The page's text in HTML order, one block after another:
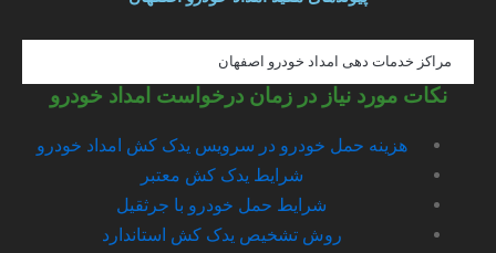
r
a
m
مراکز خدمات دهی امداد خودرو اصفهان
نکات مورد نیاز در زمان درخواست امداد خودرو
هزینه حمل خودرو در سرویس یدک کش امداد خودرو
شرایط یدک کش معتبر
شرایط حمل خودرو با جرثقیل
روش تشخیص یدک کش استاندارد